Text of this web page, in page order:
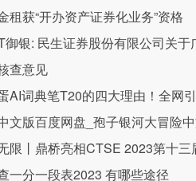
租获“开办资产证券化业务”资格
银: 民生证券股份有限公司关
查意见
AI词典笔T20的四大理由！全网
文版百度网盘_孢子银河大冒险
限丨鼎桥亮相CTSE 2023第十三
一分一段表2023 有哪些途径